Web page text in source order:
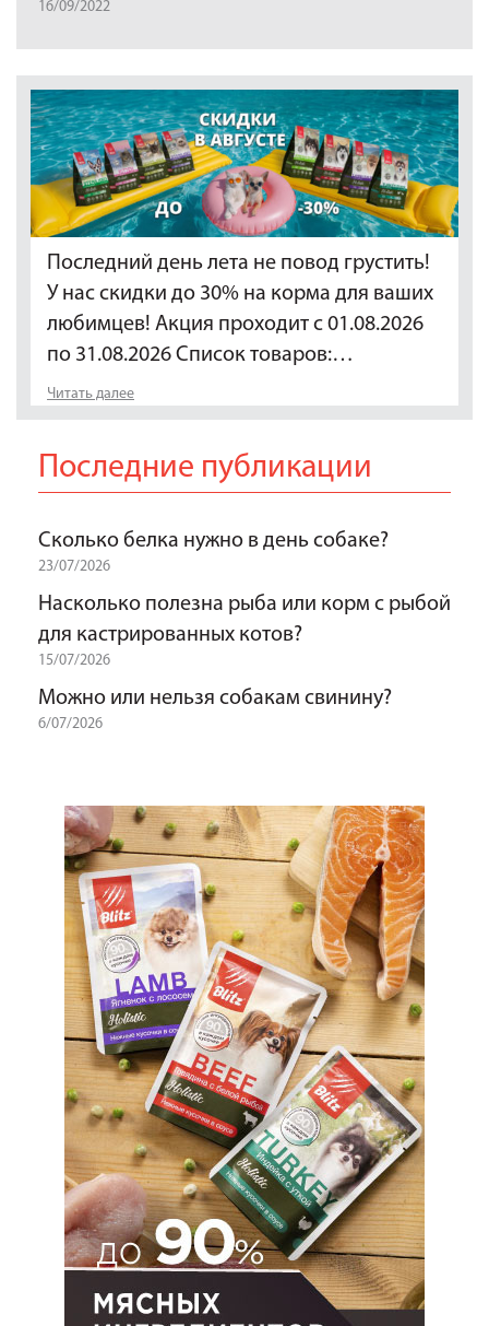
16/09/2022
Последний день лета не повод грустить!
У нас скидки до 30% на корма для ваших
любимцев! Акция проходит с 01.08.2026
по 31.08.2026 Список товаров:…
Читать далее
Последние публикации
Сколько белка нужно в день собаке?
23/07/2026
Насколько полезна рыба или корм с рыбой
для кастрированных котов?
15/07/2026
Можно или нельзя собакам свинину?
6/07/2026